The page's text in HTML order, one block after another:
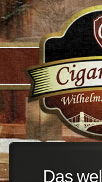
Das